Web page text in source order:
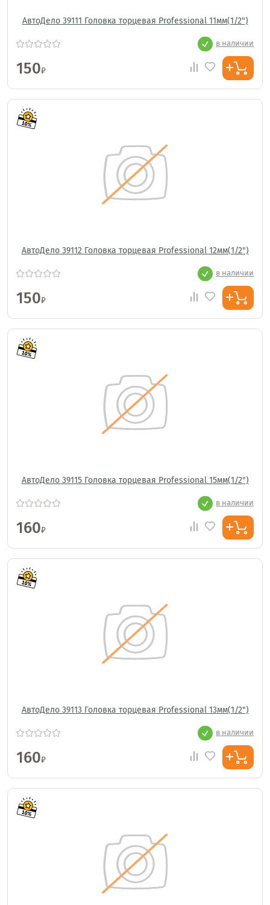
АвтоДело 39111 Головка торцевая Professional 11мм(1/2")
в наличии
150₽
АвтоДело 39112 Головка торцевая Professional 12мм(1/2")
в наличии
150₽
АвтоДело 39115 Головка торцевая Professional 15мм(1/2")
в наличии
160₽
АвтоДело 39113 Головка торцевая Professional 13мм(1/2")
в наличии
160₽